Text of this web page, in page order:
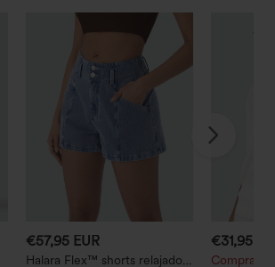
€57,95 EUR
Halara Flex™ shorts relajados
€31,95
Compra 2